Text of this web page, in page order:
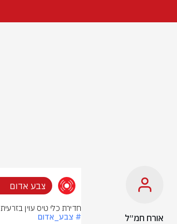
אורח חמ״ל
צבע אדום
חדירת כלי טיס עוין בזרעית
# צבע_אדום